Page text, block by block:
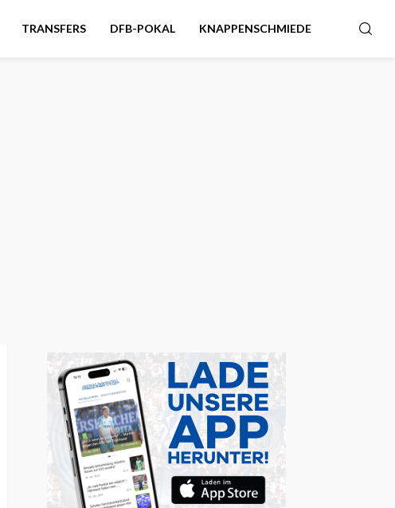
TRANSFERS DFB-POKAL KNAPPENSCHMIEDE